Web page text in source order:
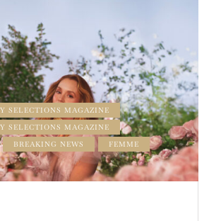
SELECTIONS MAGAZINE
SELECTIONS MAGAZINE
BREAKING NEWS
FEMME